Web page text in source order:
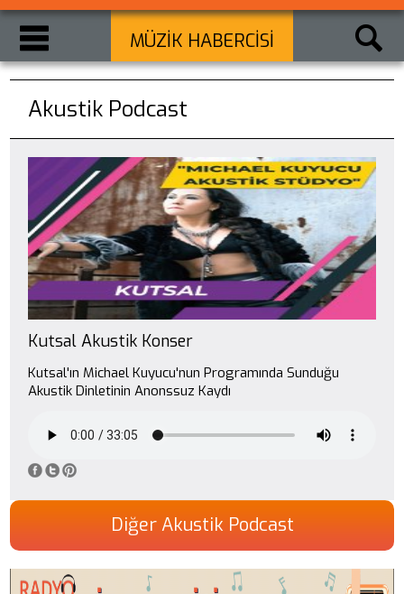
MÜZİK HABERCİSİ
Akustik Podcast
Kutsal Akustik Konser
Kutsal'ın Michael Kuyucu'nun Programında Sunduğu
Akustik Dinletinin Anonssuz Kaydı
Diğer Akustik Podcast